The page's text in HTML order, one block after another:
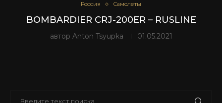
Россия
Самолеты
BOMBARDIER CRJ-200ER – RUSLINE
автор Anton Tsyupka 01.05.2021